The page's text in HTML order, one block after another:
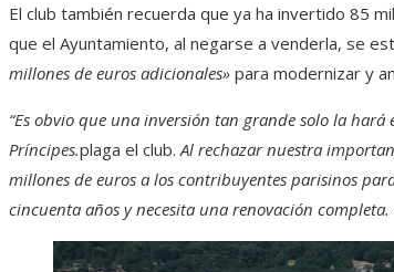
El club también recuerda que ya ha invertido 85
que el Ayuntamiento, al negarse a venderla, se
millones de euros adicionales» para modernizar y
“Es obvio que una inversión tan grande solo la
Príncipes.plaga el club. Al rechazar nuestra
millones de euros a los contribuyentes parisinos
cincuenta años y necesita una renovación completa.